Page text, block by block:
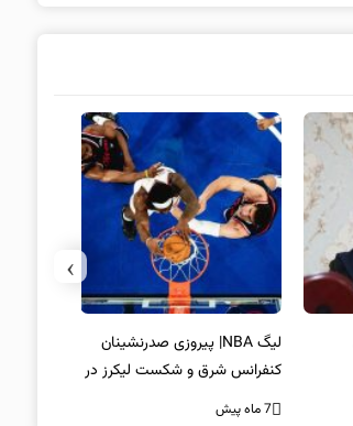
لیگ NBA| پیروزی صدرنشینان
کنفرانس شرق و شکست لیکرز در
غیاب جیمز
7 ماه پیش
›